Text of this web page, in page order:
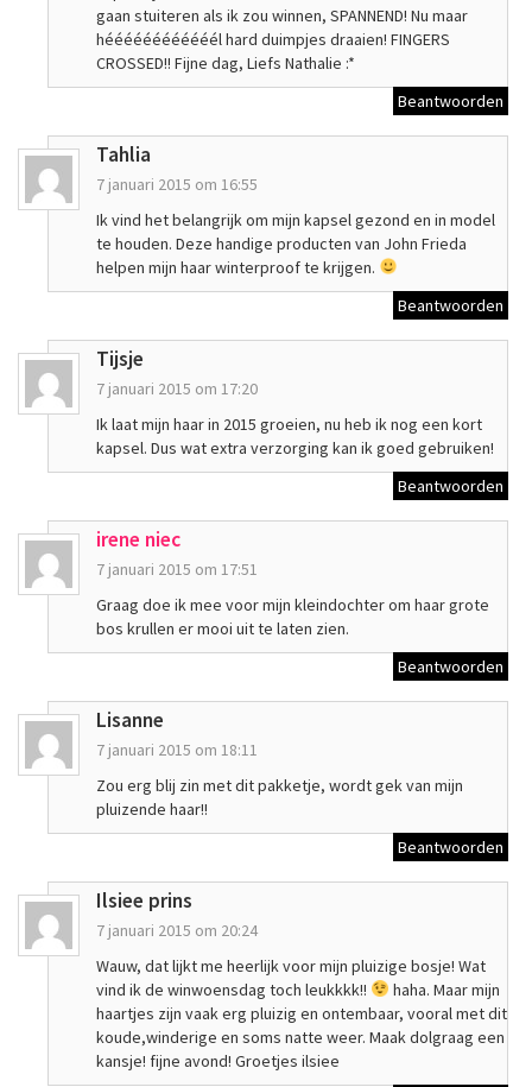
gaan stuiteren als ik zou winnen, SPANNEND! Nu maar
héééééééééééél hard duimpjes draaien! FINGERS
CROSSED!! Fijne dag, Liefs Nathalie :*
Beantwoorden
Tahlia
7 januari 2015 om 16:55
Ik vind het belangrijk om mijn kapsel gezond en in model
te houden. Deze handige producten van John Frieda
helpen mijn haar winterproof te krijgen.
Beantwoorden
Tijsje
7 januari 2015 om 17:20
Ik laat mijn haar in 2015 groeien, nu heb ik nog een kort
kapsel. Dus wat extra verzorging kan ik goed gebruiken!
Beantwoorden
irene niec
7 januari 2015 om 17:51
Graag doe ik mee voor mijn kleindochter om haar grote
bos krullen er mooi uit te laten zien.
Beantwoorden
Lisanne
7 januari 2015 om 18:11
Zou erg blij zin met dit pakketje, wordt gek van mijn
pluizende haar!!
Beantwoorden
Ilsiee prins
7 januari 2015 om 20:24
Wauw, dat lijkt me heerlijk voor mijn pluizige bosje! Wat
vind ik de winwoensdag toch leukkkk!!
haha. Maar mijn
haartjes zijn vaak erg pluizig en ontembaar, vooral met dit
koude,winderige en soms natte weer. Maak dolgraag een
kansje! fijne avond! Groetjes ilsiee